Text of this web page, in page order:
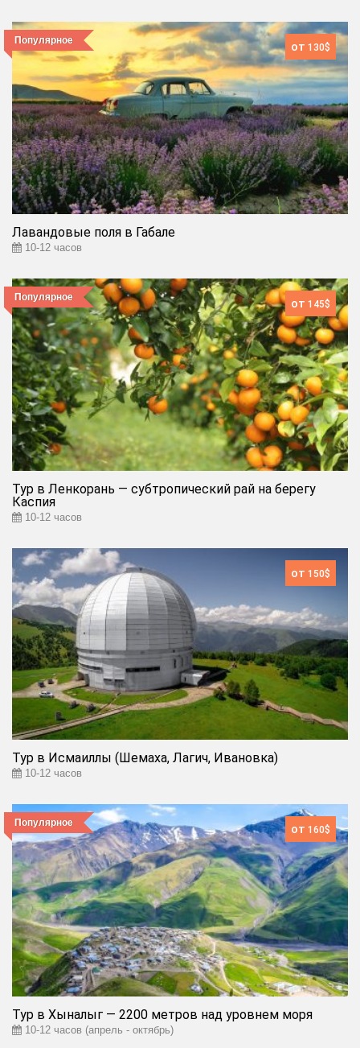
Популярное от 130$
Лавандовые поля в Габале
10-12 часов
Популярное от 145$
Тур в Ленкорань — субтропический рай на берегу
Каспия
10-12 часов
от 150$
Тур в Исмаиллы (Шемаха, Лагич, Ивановка)
10-12 часов
Популярное от 160$
Тур в Хыналыг — 2200 метров над уровнем моря
10-12 часов (апрель - октябрь)